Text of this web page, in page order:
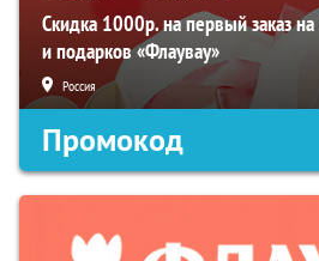
Скидка 1000р. на первый заказ
и подарков «Флаувау»
Россия
Промокод